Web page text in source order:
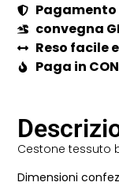
Pagamento
convegna
Reso facile
Paga in
Cestone tessuto
Dimensioni